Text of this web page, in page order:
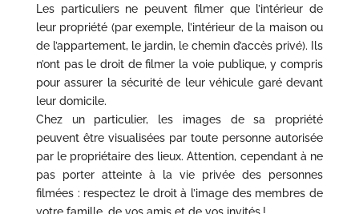
Les particuliers ne peuvent filmer que l’intérieur de
leur propriété (par exemple, l’intérieur de la maison ou
de l’appartement, le jardin, le chemin d’accès privé). Ils
n’ont pas le droit de filmer la voie publique, y compris
pour assurer la sécurité de leur véhicule garé devant
leur domicile.
Chez un particulier, les images de sa propriété
peuvent être visualisées par toute personne autorisée
par le propriétaire des lieux. Attention, cependant à ne
pas porter atteinte à la vie privée des personnes
filmées : respectez le droit à l’image des membres de